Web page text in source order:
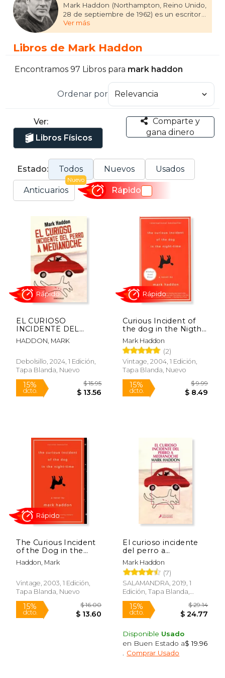
Mark Haddon (Northampton, Reino Unido,
28 de septiembre de 1962) es un escritor y
guionista británico, célebre por su novela
El curioso incidente del perro a
adolescente con autismo. Haddon ha
inconveniente y El porqué de las cosas. Su
como el Whitbread Book of the Year y el
Commonwealth Writers’ Prize. Además de
novelas, Haddon ha trabajado en literatura
destacando por su sensibilidad y
originalidad para tratar temas complejos
desde una perspectiva única.
Ver más
Libros de Mark Haddon
Encontramos 97 Libros para mark haddon
Ordenar por
Ver:
Libros Físicos
Comparte y
gana dinero
Estado: Todos Nuevos Usados
Anticuarios
Nuevo
Rápido
EL CURIOSO
INCIDENTE DEL
PERRO A
MEDIANOCHE
HADDON, MARK
Debolsillo, 2024, 1 Edición,
Tapa Blanda, Nuevo
15%
Curious Incident of
the dog in the Nigth-
Time, the (en Inglés)
Mark Haddon
(2)
Vintage, 2004, 1 Edición,
Tapa Blanda, Nuevo
15%
dcto.
Rápido
The Curious Incident
of the Dog in the
Night-Time (en
Inglés)
Haddon, Mark
Vintage, 2003, 1 Edición,
Tapa Blanda, Nuevo
Rápido
El curioso incidente
del perro a
medianoche (Edición
escolar)
Mark Haddon
(7)
SALAMANDRA, 2019, 1
Edición, Tapa Blanda,
Nuevo
Disponible Usado
en Buen Estado a$ 19.96
Comprar Usado